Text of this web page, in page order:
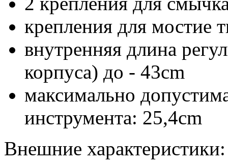
крепления для мостие
внутренняя длина
корпуса) до - 43cm
максимально
инструмента: 25,4cm
Внешние характеристики: